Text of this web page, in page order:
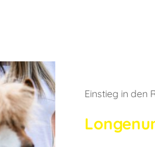
Einstieg in den